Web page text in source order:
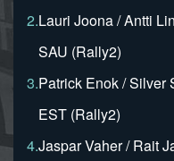
2.Lauri Joona / Antti
SAU (Rally2)
3.Patrick Enok / Silver
EST (Rally2)
4.Jaspar Vaher / Rait